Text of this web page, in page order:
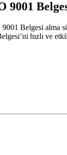
9001
Belgesi alma
hızlı ve